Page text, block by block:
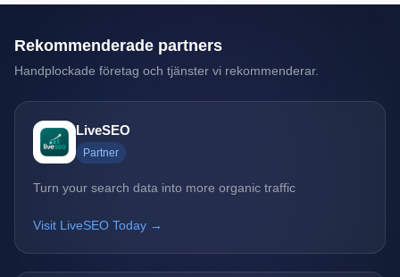
Rekommenderade partners
Handplockade företag och tjänster vi rekommenderar.
LiveSEO
Partner
Turn your search data into more organic traffic
Visit LiveSEO Today →